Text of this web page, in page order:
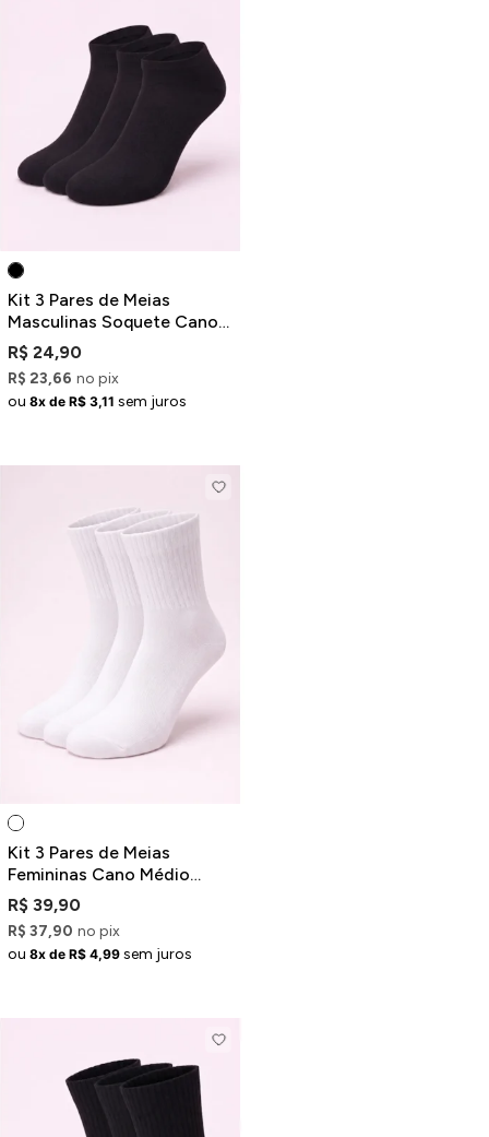
Kit 3 Pares de Meias
Masculinas Soquete Cano
Baixo Pretas
R$ 24,90
R$ 23,66 no pix
ou 8x de R$ 3,11 sem juros
Kit 3 Pares de Meias
Femininas Cano Médio
Brancas
R$ 39,90
R$ 37,90 no pix
ou 8x de R$ 4,99 sem juros